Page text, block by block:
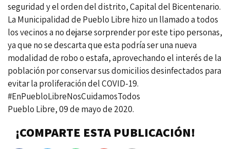
seguridad y el orden del distrito, Capital del Bicentenario.
La Municipalidad de Pueblo Libre hizo un llamado a todos
los vecinos a no dejarse sorprender por este tipo personas,
ya que no se descarta que esta podría ser una nueva
modalidad de robo o estafa, aprovechando el interés de la
población por conservar sus domicilios desinfectados para
evitar la proliferación del COVID-19.
#EnPuebloLibreNosCuidamosTodos
Pueblo Libre, 09 de mayo de 2020.
¡COMPARTE ESTA PUBLICACIÓN!